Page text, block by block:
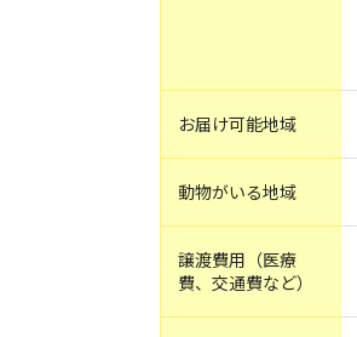
お届け可能地域
動物がいる地域
譲渡費用（医療
費、交通費など）